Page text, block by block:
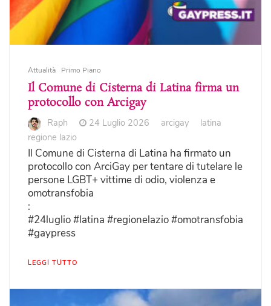
Attualità Primo Piano
Il Comune di Cisterna di Latina firma un
protocollo con Arcigay
Raph 24 Luglio 2026 arcigay
latina
regione lazio
Il Comune di Cisterna di Latina ha firmato un
protocollo con ArciGay per tentare di tutelare le
persone LGBT+ vittime di odio, violenza e
omotransfobia
:
#24luglio #latina #regionelazio #omotransfobia
#gaypress
LEGGI TUTTO